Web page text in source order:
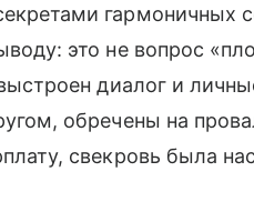
гармоничных
это не вопрос
диалог и
обречены на
свекровь была